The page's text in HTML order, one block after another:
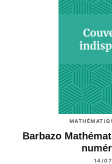
Barbazo
14/